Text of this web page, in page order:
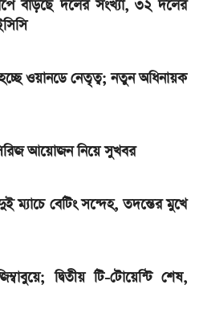
জাতীয় পে-স্কেল
বাড়ছে দলের সংখ্যা, ৩২ দলের
ওয়ানডে নেতৃত্ব; নতুন অধিনায়ক
আয়োজন নিয়ে সুখবর
ম্যাচে বেটিং সন্দেহ, তদন্তের মুখে
দ্বিতীয় টি-টোয়েন্টি শেষ,